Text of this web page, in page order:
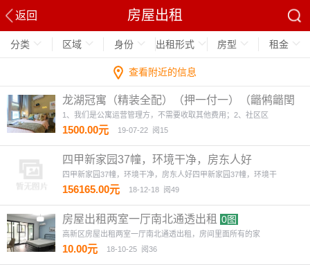
返回 房屋出租
分类 区域 身份 出租形式 房型 租金
查看附近的信息
龙湖冠寓（精装全配）（押一付一）（龤鸺龤閏
商圈对面）4图
1、我们是公寓运营管理方，不需要收取其他费用；2、社区区
1500.00元 19-07-22 阅15
四甲新家园37幢，环境干净，房东人好
四甲新家园37幢，环境干净，房东人好四甲新家园37幢，环境干
156165.00元 18-12-18 阅49
房屋出租两室一厅南北通透出租 0图
高新区房屋出租两室一厅南北通透出租，房间里面所有的家
10.00元 18-10-25 阅36